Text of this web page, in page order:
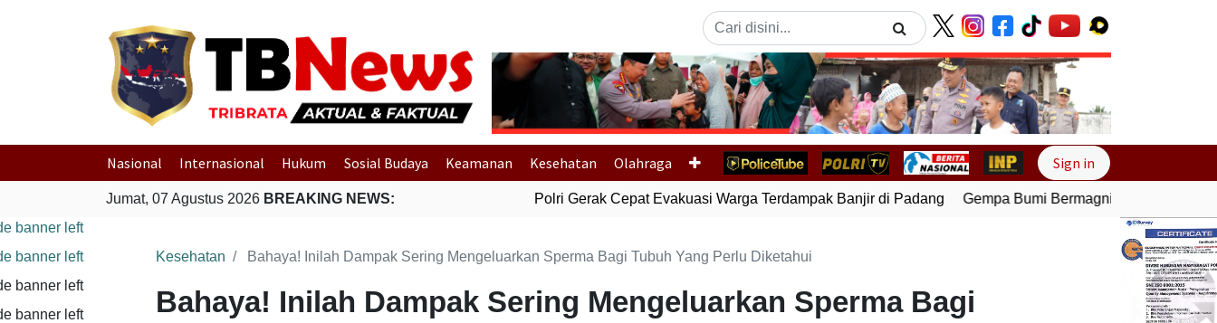
Previous Next
Nasional Internasional Hukum Sosial Budaya Keamanan Kesehatan Olahraga Sign in
Jumat, 07 Agustus 2026 BREAKING NEWS: Polri Gerak Cepat Evakuasi Warga Terdampak Banjir di Padang Gempa Bumi Bermagnitudo 5,1 Kembali
Kesehatan Bahaya! Inilah Dampak Sering Mengeluarkan Sperma Bagi Tubuh Yang Perlu Diketahui
Bahaya! Inilah Dampak Sering Mengeluarkan Sperma Bagi